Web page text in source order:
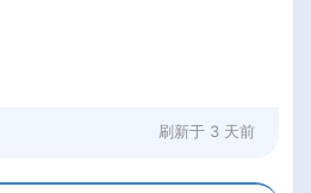
刷新于 3 天前